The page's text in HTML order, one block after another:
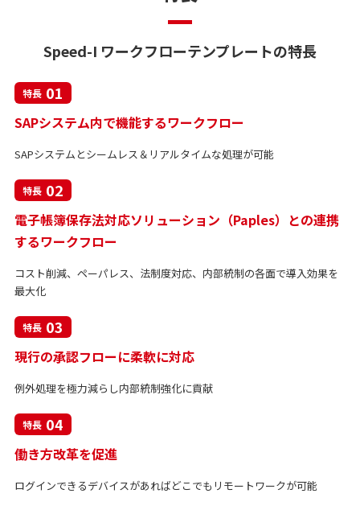
Speed-I ワークフローテンプレートの特長
特長 01
SAPシステム内で機能するワークフロー
SAPシステムとシームレス＆リアルタイムな処理が可能
特長 02
電子帳簿保存法対応ソリューション（Paples）との連携
するワークフロー
コスト削減、ペーパレス、法制度対応、内部統制の各面で導入効果を
最大化
特長 03
現行の承認フローに柔軟に対応
例外処理を極力減らし内部統制強化に貢献
特長 04
働き方改革を促進
ログインできるデバイスがあればどこでもリモートワークが可能